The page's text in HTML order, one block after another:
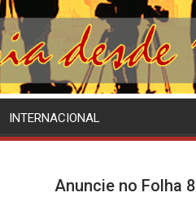
INTERNACIONAL
Anuncie no Folha 8